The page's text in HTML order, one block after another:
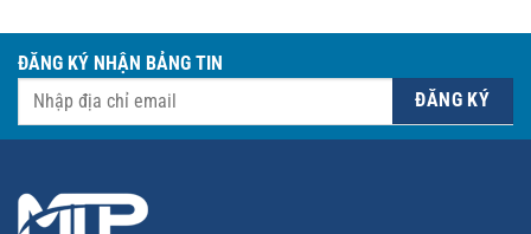
ĐĂNG KÝ NHẬN BẢNG TIN